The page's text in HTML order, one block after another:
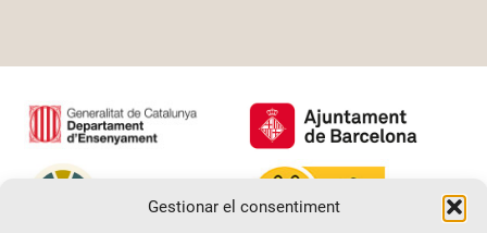
Gestionar el consentiment